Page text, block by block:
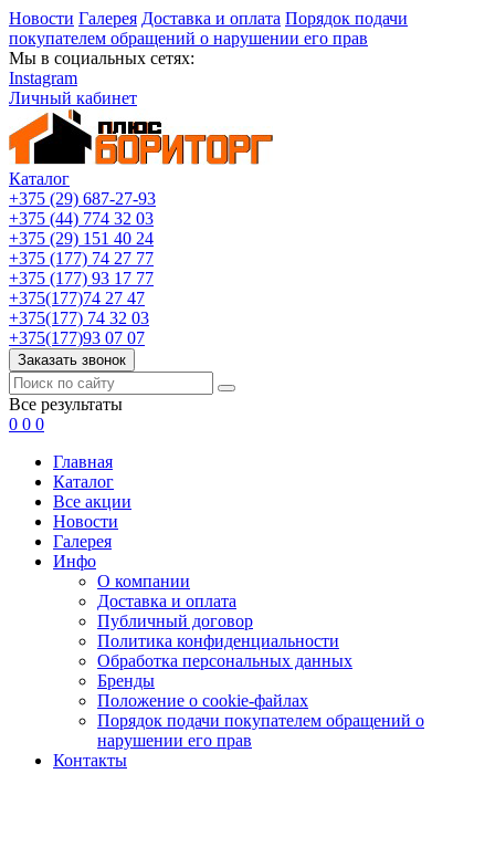
Новости Галерея Доставка и оплата Порядок подачи
покупателем обращений о нарушении его прав
Мы в социальных сетях:
Instagram
Личный кабинет
Каталог
+375 (29) 687-27-93
+375 (44) 774 32 03
+375 (29) 151 40 24
+375 (177) 74 27 77
+375 (177) 93 17 77
+375(177)74 27 47
+375(177) 74 32 03
+375(177)93 07 07
Заказать звонок
Все результаты
0 0 0
Главная
Каталог
Все акции
Новости
Галерея
Инфо
О компании
Доставка и оплата
Публичный договор
Политика конфиденциальности
Обработка персональных данных
Бренды
Положение о cookie-файлах
Порядок подачи покупателем обращений о
нарушении его прав
Контакты